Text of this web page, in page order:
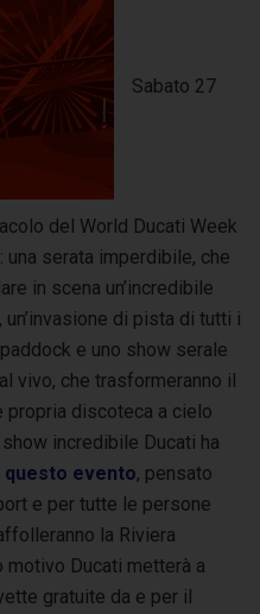
Sabato 27
del World Ducati Week
: una serata imperdibile, che
in scena un’incredibile
di pista di tutti i
e uno show serale
vivo, che trasformeranno il
propria discoteca a cielo
incredibile Ducati ha
evento, pensato
e per tutte le persone
la Riviera
motivo Ducati metterà a
gratuite da e per il